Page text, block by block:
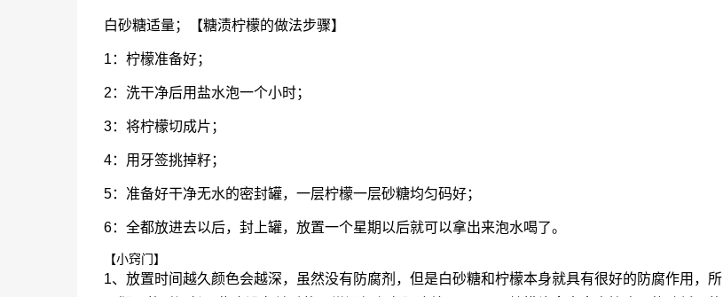
白砂糖适量；【糖渍柠檬的做法步骤】
1：柠檬准备好；
2：洗干净后用盐水泡一个小时；
3：将柠檬切成片；
4：用牙签挑掉籽；
5：准备好干净无水的密封罐，一层柠檬一层砂糖均匀码好；
6：全都放进去以后，封上罐，放置一个星期以后就可以拿出来泡水喝了。
【小窍门】
1、放置时间越久颜色会越深，虽然没有防腐剂，但是白砂糖和柠檬本身就具有很好的防腐作用，所